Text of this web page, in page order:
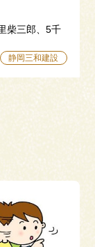
資料請求
柴三郎、5千
静岡三和建設